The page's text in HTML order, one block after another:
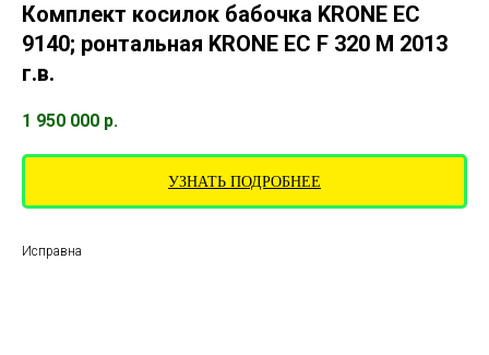
Комплект косилок бабочка KRONE EC
9140; ронтальная KRONE EC F 320 M 2013
г.в.
1 950 000 р.
УЗНАТЬ ПОДРОБНЕЕ
Исправна